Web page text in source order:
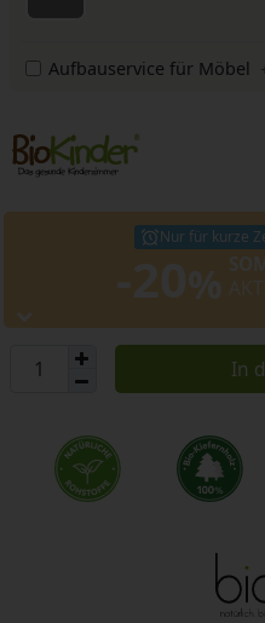
Aufbauservice für Möbel
Nur für kurze
In